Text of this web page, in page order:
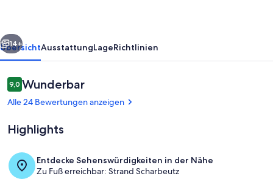
Wohnzimmer
Weiter
14+
ÜbersichtAusstattungLageRichtlinien
Bewertungen
9,09,0 von 10.
Wunderbar
Alle 24 Bewertungen anzeigen
Highlights
Entdecke Sehenswürdigkeiten in der Nähe
Zu Fuß erreichbar: Strand Scharbeutz